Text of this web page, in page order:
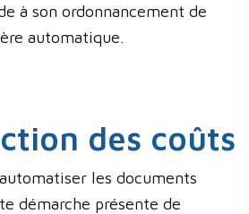
à son ordonnancement de
automatique.
des coûts
les documents
démarche présente de